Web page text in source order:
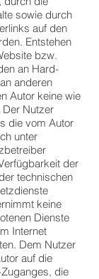
sowie durch
auf den
Entstehen
bzw.
an Hard-
anderen
Autor keine wie
Nutzer
die vom Autor
unter
der
technischen
keine
Dienste
Internet
Dem Nutzer
auf die
die